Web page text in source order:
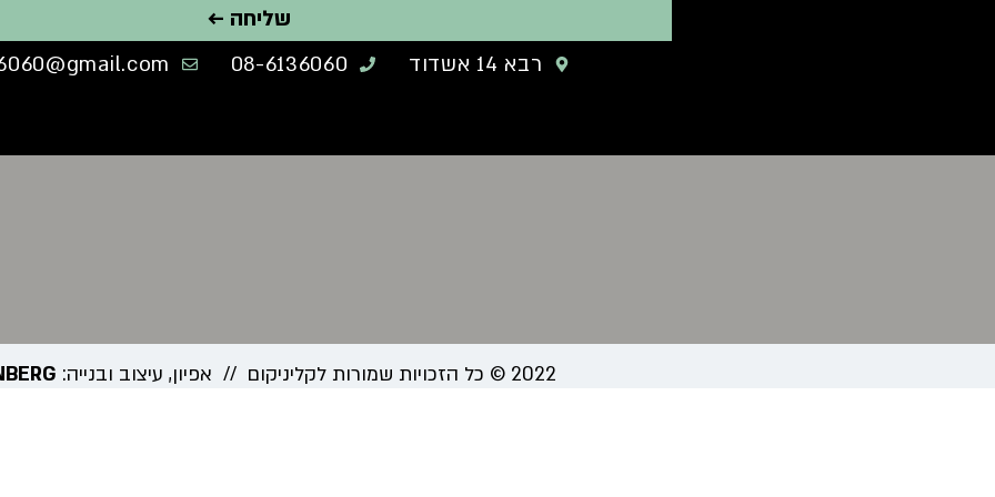
שליחה ←
רבא 14 אשדוד 08-6136060
2022 © כל הזכויות שמורות לקליניקום // אפיון, עיצוב ובנייה: